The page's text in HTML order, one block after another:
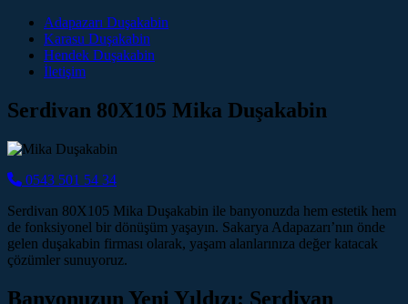
Main Navigation
Adapazarı Duşakabin
Karasu Duşakabin
Hendek Duşakabin
İletişim
Serdivan 80X105 Mika Duşakabin
0543 501 54 34
Serdivan 80X105 Mika Duşakabin ile banyonuzda hem estetik hem
de fonksiyonel bir dönüşüm yaşayın. Sakarya Adapazarı’nın önde
gelen duşakabin firması olarak, yaşam alanlarınıza değer katacak
çözümler sunuyoruz.
Banyonuzun Yeni Yıldızı: Serdivan